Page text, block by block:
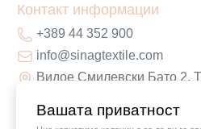
Вашата приватност
Контакт информации
+389 44 352 900
info@sinagtextile.com
Видое Смилевски Бато 2,